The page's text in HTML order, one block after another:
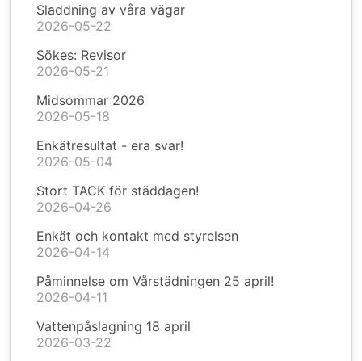
Sladdning av våra vägar
2026-05-22
Sökes: Revisor
2026-05-21
Midsommar 2026
2026-05-18
Enkätresultat - era svar!
2026-05-04
Stort TACK för städdagen!
2026-04-26
Enkät och kontakt med styrelsen
2026-04-14
Påminnelse om Vårstädningen 25 april!
2026-04-11
Vattenpåslagning 18 april
2026-03-22